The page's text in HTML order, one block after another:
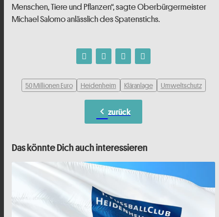
Menschen, Tiere und Pflanzen“, sagte Oberbürgermeister
Michael Salomo anlässlich des Spatenstichs.
50 Millionen Euro Heidenheim Kläranlage Umweltschutz
chevron_left zurück
Das könnte Dich auch interessieren